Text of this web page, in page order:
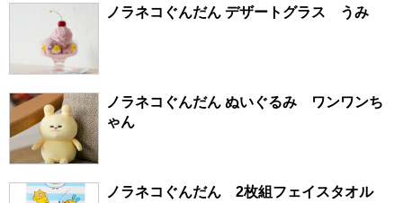
ノラネコぐんだん デザートグラス うみ
ノラネコぐんだん ぬいぐるみ ワンワンち
ゃん
ノラネコぐんだん 2枚組フェイスタオル